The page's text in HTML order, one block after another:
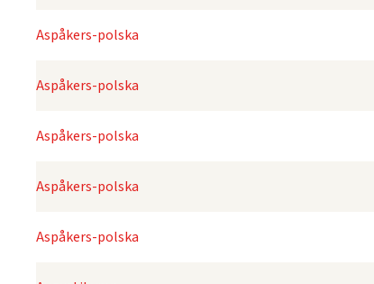
Aspåkers-polska
Aspåkers-polska
Aspåkers-polska
Aspåkers-polska
Aspåkers-polska